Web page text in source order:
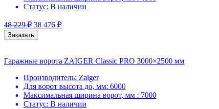
Статус: В наличии
48 229₽ 38 476 ₽
Заказать
Гаражные ворота ZAIGER Classic PRO 3000×2500 мм
Производитель: Zaiger
Для ворот высота до, мм: 6000
Максимальная ширина ворот, мм : 7000
Статус: В наличии